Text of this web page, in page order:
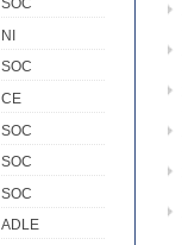
SOC
NI
SOC
CE
SOC
SOC
SOC
ADLE